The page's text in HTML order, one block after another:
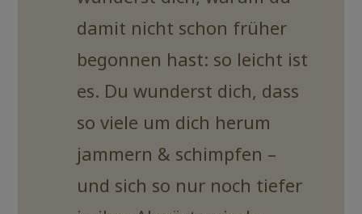
damit nicht schon früher
begonnen hast: so leicht ist
es. Du wunderst dich, dass
so viele um dich herum
jammern & schimpfen –
und sich so nur noch tiefer